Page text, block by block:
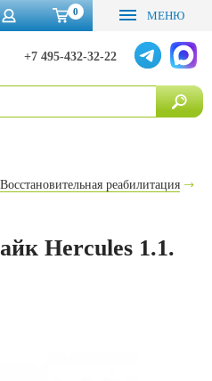
0 МЕНЮ
+7 495-432-32-22
Восстановительная реабилитация
Hercules 1.1.